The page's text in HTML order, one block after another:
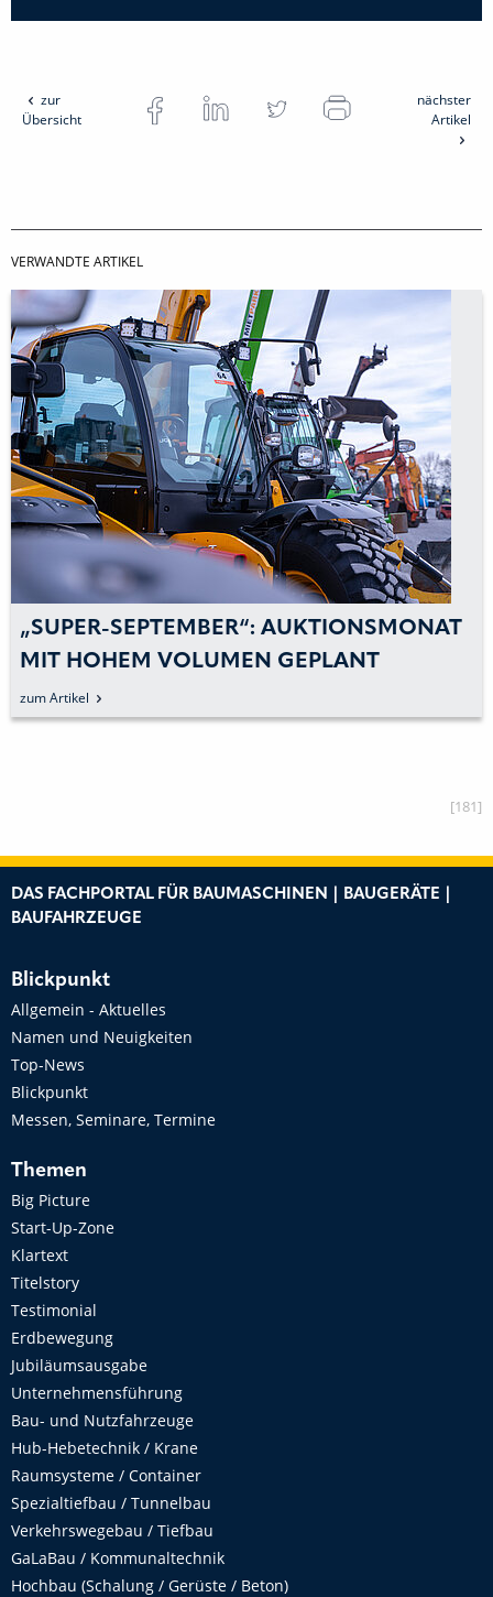
zur
Übersicht
nächster
Artikel
VERWANDTE ARTIKEL
„SUPER-SEPTEMBER“: AUKTIONSMONAT
MIT HOHEM VOLUMEN GEPLANT
zum Artikel
[181]
DAS FACHPORTAL FÜR BAUMASCHINEN | BAUGERÄTE |
BAUFAHRZEUGE
Blickpunkt
Allgemein - Aktuelles
Namen und Neuigkeiten
Top-News
Blickpunkt
Messen, Seminare, Termine
Themen
Big Picture
Start-Up-Zone
Klartext
Titelstory
Testimonial
Erdbewegung
Jubiläumsausgabe
Unternehmensführung
Bau- und Nutzfahrzeuge
Hub-Hebetechnik / Krane
Raumsysteme / Container
Spezialtiefbau / Tunnelbau
Verkehrswegebau / Tiefbau
GaLaBau / Kommunaltechnik
Hochbau (Schalung / Gerüste / Beton)